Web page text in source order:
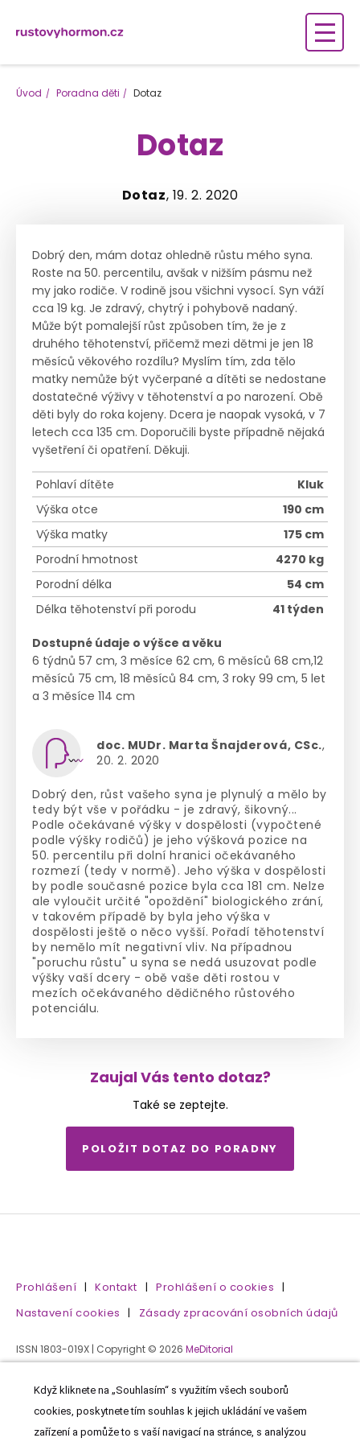
Úvod Poradna děti Dotaz
Dotaz
Dotaz, 19. 2. 2020
Dobrý den, mám dotaz ohledně růstu mého syna.
Roste na 50. percentilu, avšak v nižším pásmu než
my jako rodiče. V rodině jsou všichni vysocí. Syn váží
cca 19 kg. Je zdravý, chytrý i pohybově nadaný.
Může být pomalejší růst způsoben tím, že je z
druhého těhotenství, přičemž mezi dětmi je jen 18
měsíců věkového rozdílu? Myslím tím, zda tělo
matky nemůže být vyčerpané a dítěti se nedostane
dostatečné výživy v těhotenství a po narození. Obě
děti byly do roka kojeny. Dcera je naopak vysoká, v 7
letech cca 135 cm. Doporučili byste případně nějaká
vyšetření či opatření. Děkuji.
Pohlaví dítěte
Kluk
Výška otce
190 cm
Výška matky
175 cm
Porodní hmotnost
4270 kg
Porodní délka
54 cm
Délka těhotenství při porodu
41 týden
Dostupné údaje o výšce a věku
6 týdnů 57 cm, 3 měsíce 62 cm, 6 měsíců 68 cm,12
měsíců 75 cm, 18 měsíců 84 cm, 3 roky 99 cm, 5 let
a 3 měsíce 114 cm
doc. MUDr. Marta Šnajderová, CSc.,
20. 2. 2020
Dobrý den, růst vašeho syna je plynulý a mělo by
tedy být vše v pořádku - je zdravý, šikovný...
Podle očekávané výšky v dospělosti (vypočtené
podle výšky rodičů) je jeho výšková pozice na
50. percentilu při dolní hranici očekávaného
rozmezí (tedy v normě). Jeho výška v dospělosti
by podle současné pozice byla cca 181 cm. Nelze
ale vyloučit určité "opoždění" biologického zrání,
v takovém případě by byla jeho výška v
dospělosti ještě o něco vyšší. Pořadí těhotenství
by nemělo mít negativní vliv. Na případnou
"poruchu růstu" u syna se nedá usuzovat podle
výšky vaší dcery - obě vaše děti rostou v
mezích očekávaného dědičného růstového
potenciálu.
Zaujal Vás tento dotaz?
Také se zeptejte.
POLOŽIT DOTAZ DO PORADNY
Prohlášení | Kontakt | Prohlášení o cookies |
Nastavení cookies | Zásady zpracování osobních údajů
ISSN 1803-019X | Copyright © 2026 MeDitorial
Když kliknete na „Souhlasím“ s využitím všech souborů
cookies, poskytnete tím souhlas k jejich ukládání ve vašem
zařízení a pomůže to s vaší navigací na stránce, s analýzou